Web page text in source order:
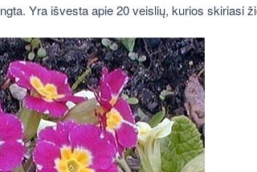
Yra išvesta apie 20 veislių, kurios skiriasi